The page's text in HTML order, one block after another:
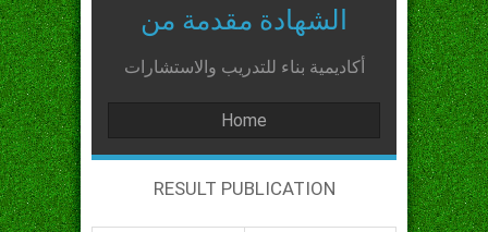
الشهادة مقدمة من
أكاديمية بناء للتدريب والاستشارات
Home
RESULT PUBLICATION